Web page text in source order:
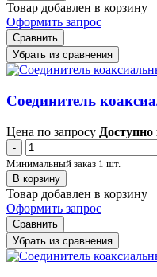
Товар добавлен в корзину
Оформить запрос
Сравнить
Убрать из сравнения
Соединитель
Цена по запросу Доступно
-
Минимальный заказ 1 шт.
В корзину
Товар добавлен в корзину
Оформить запрос
Сравнить
Убрать из сравнения